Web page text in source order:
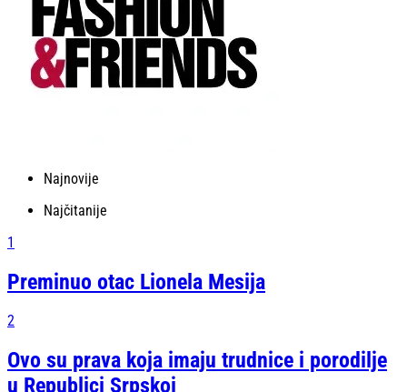
Najnovije
Najčitanije
1
Preminuo otac Lionela Mesija
2
Ovo su prava koja imaju trudnice i porodilje
u Republici Srpskoj